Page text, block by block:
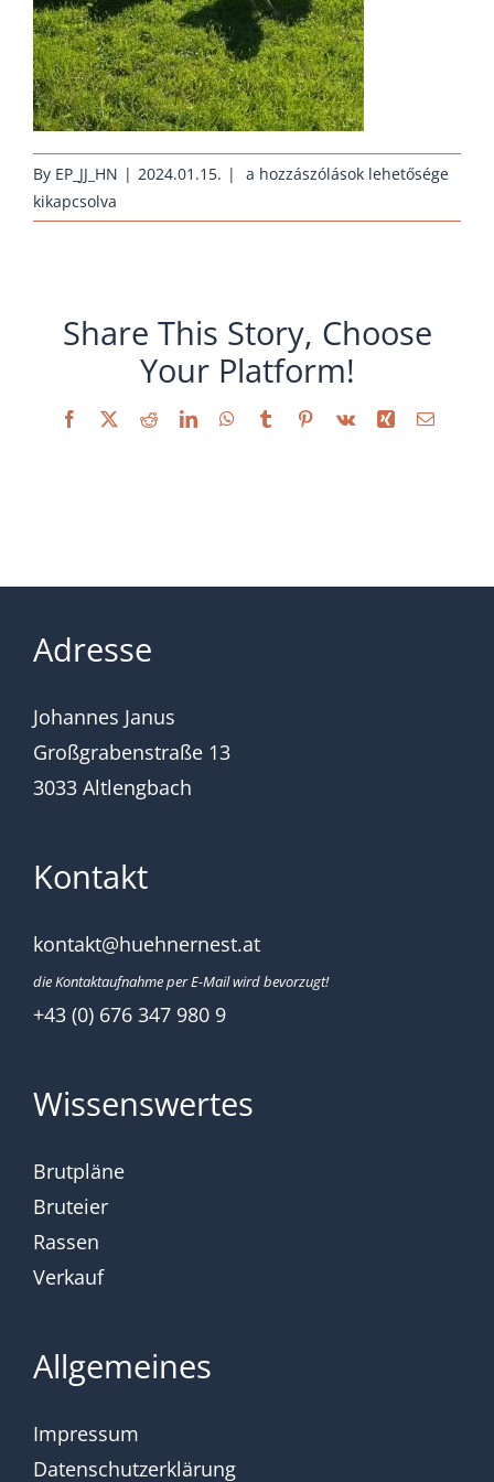
By EP_JJ_HN | 2024.01.15. |
erhaltungszucht-
araucana-
a hozzászólások lehetősége
kikapcsolva
Share This Story, Choose
Your Platform!
Facebook
X RedditLinkedInWhatsApp
TumblrPinterest
Vk Xing Email
Adresse
Johannes Janus
Großgrabenstraße 13
3033 Altlengbach
Kontakt
kontakt@huehnernest.at
die Kontaktaufnahme per E-Mail wird bevorzugt!
+43 (0) 676 347 980 9
Wissenswertes
Brutpläne
Bruteier
Rassen
Verkauf
Allgemeines
Impressum
Datenschutzerklärung